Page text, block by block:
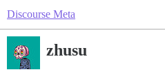
Discourse Meta
zhusu